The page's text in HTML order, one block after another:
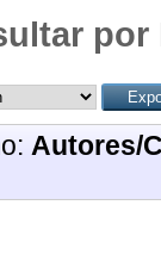
Autores/